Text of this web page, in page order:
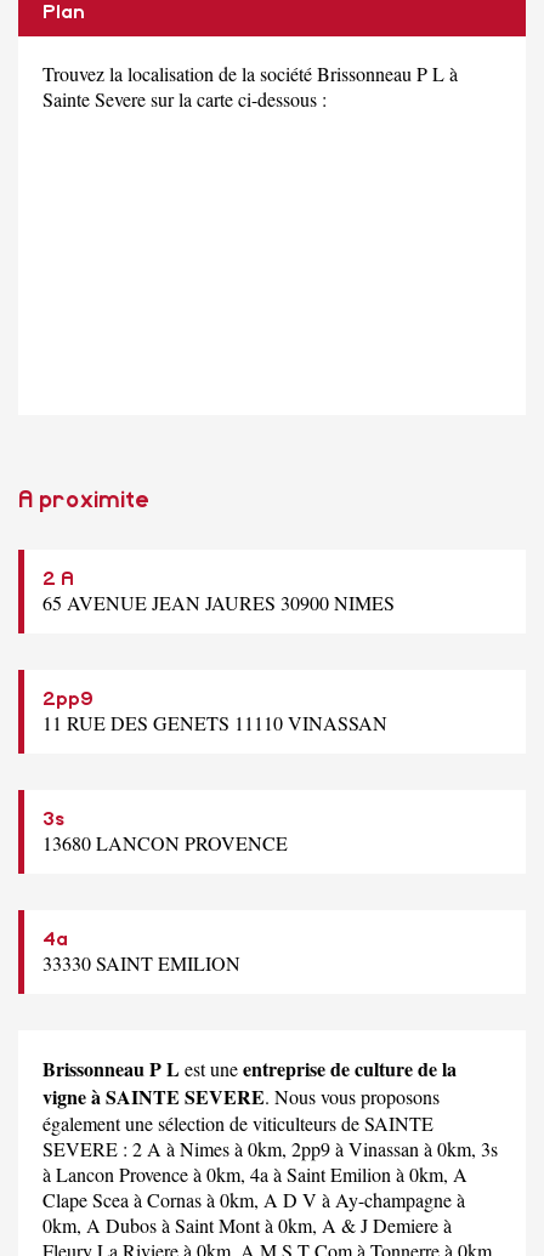
Plan
Trouvez la localisation de la société Brissonneau P L à
Sainte Severe sur la carte ci-dessous :
A proximite
2 A
65 AVENUE JEAN JAURES 30900 NIMES
2pp9
11 RUE DES GENETS 11110 VINASSAN
3s
13680 LANCON PROVENCE
4a
33330 SAINT EMILION
Brissonneau P Lest uneentreprise de culture de la
vigne à SAINTE SEVERE. Nous vous proposons
également une sélection de viticulteurs de SAINTE
SEVERE : 2 A à Nimes à 0km, 2pp9à Vinassan à 0km, 3s
à Lancon Provence à 0km, 4a à Saint Emilion à 0km, A
Clape Scea à Cornas à 0km, A D V à Ay-champagne à
0km, A Dubosà Saint Mont à 0km, A & J Demiereà
Fleury La Riviere à 0km, A M S T Comà Tonnerre à 0km